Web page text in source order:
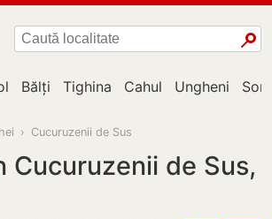
Bălți Tighina Cahul Ungheni
› Cucuruzenii de Sus
Cucuruzenii de Sus,